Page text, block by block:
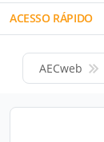
ACESSO RÁPIDO
AECweb